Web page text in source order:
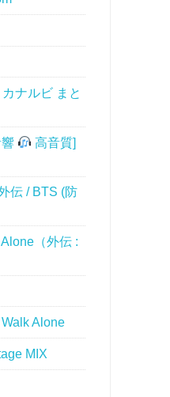
ナルビ まと
高音質]
伝 / BTS (防
（外伝 :
Alone
MIX